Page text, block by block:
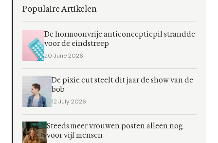
Populaire Artikelen
De hormoonvrije anticonceptiepil strandde
voor de eindstreep
20 June 2026
De pixie cut steelt dit jaar de show van de
bob
12 July 2026
Steeds meer vrouwen posten alleen nog
voor vijf mensen